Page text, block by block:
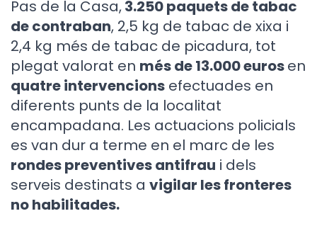
Pas de la Casa,3.250 paquets de tabac
de contraban, 2,5 kg de tabac de xixa i
2,4 kg més de tabac de picadura, tot
plegat valorat en més de 13.000 eurosen
quatre intervencions efectuades en
diferents punts de la localitat
encampadana. Les actuacions policials
es van dur a terme en el marc de les
rondes preventives antifrau i dels
serveis destinats a vigilar les fronteres
no habilitades.